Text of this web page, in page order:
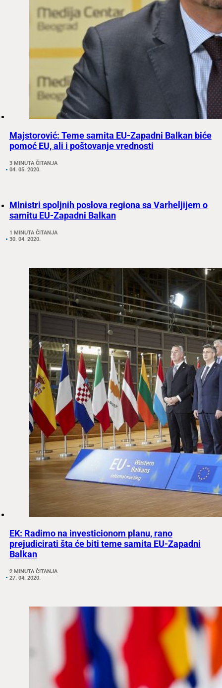
Majstorović: Teme samita EU-Zapadni Balkan biće
pomoć EU, ali i poštovanje vrednosti
3 MINUTA ČITANJA
04. 05. 2020.
Ministri spoljnih poslova regiona sa Varheljijem o
samitu EU-Zapadni Balkan
1 MINUTA ČITANJA
30. 04. 2020.
EK: Radimo na investicionom planu, rano
prejudicirati šta će biti teme samita EU-Zapadni
Balkan
2 MINUTA ČITANJA
27. 04. 2020.